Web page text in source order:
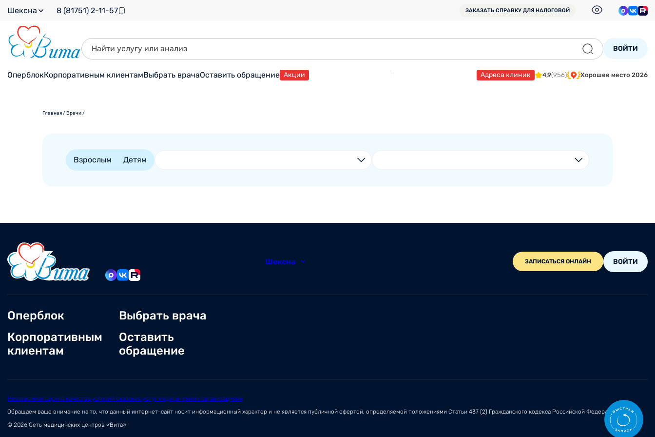
Шексна 8 (81751) 2-11-57 ЗАКАЗАТЬ СПРАВКУ ДЛЯ НАЛОГОВОЙ
ВОЙТИ
ОперблокКорпоративным клиентамВыбрать врачаОставить обращение Акции Адреса клиник 4,9(956) Хорошее место 2026
Главная/Врачи/
Взрослым Детям
Шексна ЗАПИСАТЬСЯ ОНЛАЙН ВОЙТИ
Оперблок
Корпоративным
клиентам
Выбрать врача
Оставить
обращение
Независимая оценка качества условий оказания услуг медицинскими организациями
Обращаем ваше внимание на то, что данный интернет-сайт носит информационный характер и не является публичной офертой, определяемой положениями Статьи 437 (2) Гражданского кодекса Российской Федерации.
© 2026 Сеть медицинских центров «Вита»